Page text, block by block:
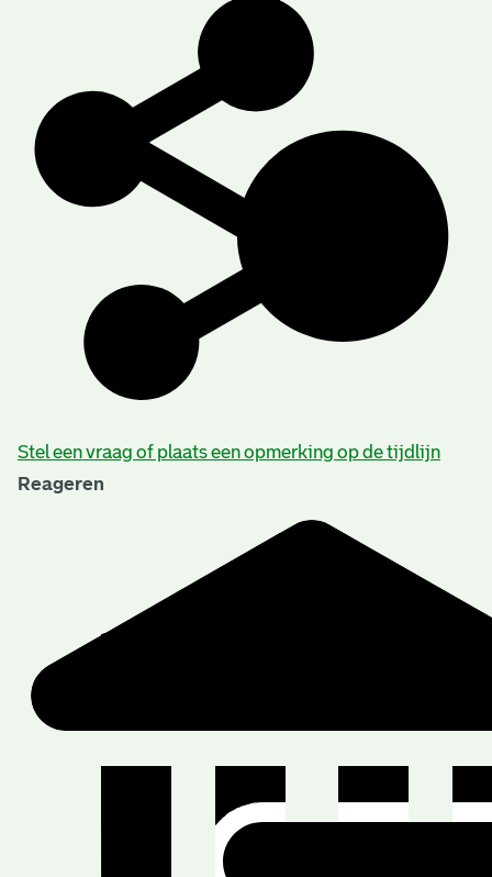
Stel een vraag of plaats een opmerking op de tijdlijn
Reageren